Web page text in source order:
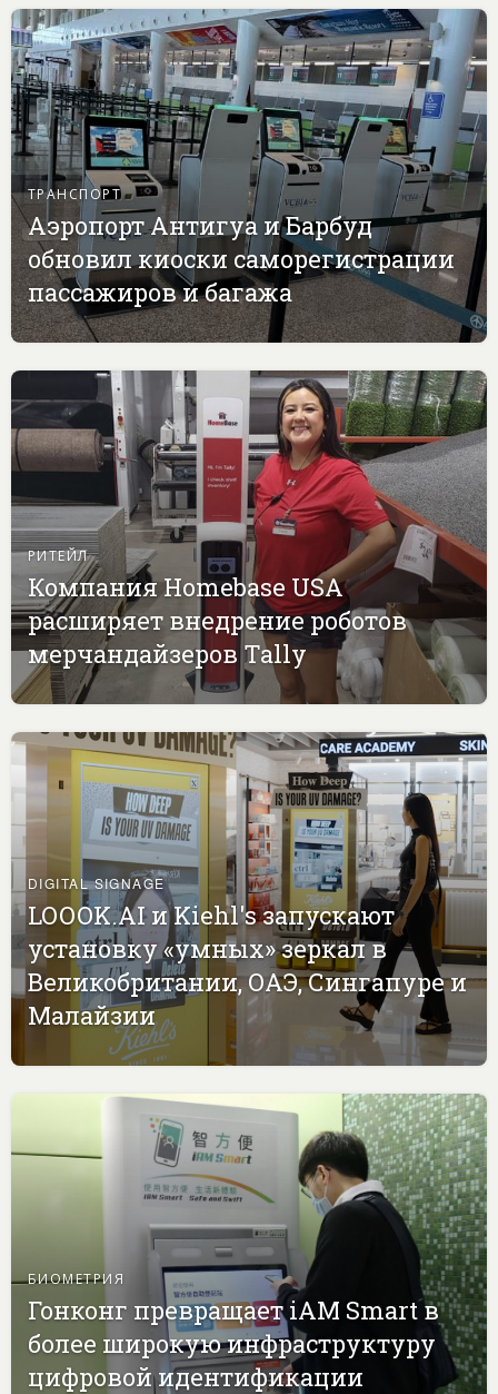
ТРАНСПОРТ
Аэропорт Антигуа и Барбуд
обновил киоски саморегистрации
пассажиров и багажа
РИТЕЙЛ
Компания Homebase USA
расширяет внедрение роботов
мерчандайзеров Tally
DIGITAL SIGNAGE
LOOOK.AI и Kiehl's запускают
установку «умных» зеркал в
Великобритании, ОАЭ, Сингапуре и
Малайзии
БИОМЕТРИЯ
Гонконг превращает iAM Smart в
более широкую инфраструктуру
цифровой идентификации